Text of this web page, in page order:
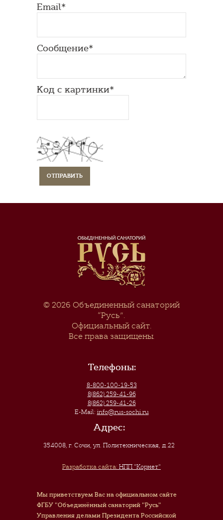
Email*
Сообщение*
Код с картинки*
© 2026 Объединенный санаторий
“Русь”.
Официальный сайт.
Все права защищены.
Телефоны:
8-800-100-19-53
8(862) 259-41-96
8(862) 259-41-26
E-Mail: info@rus-sochi.ru
Адрес:
354008, г. Сочи,ул. Политехническая, д.22
Разработка сайта: НПП "Корнет"
Мы приветствуем Вас на официальном сайте
ФГБУ "Объединённый санаторий "Русь"
Управления делами Президента Российской